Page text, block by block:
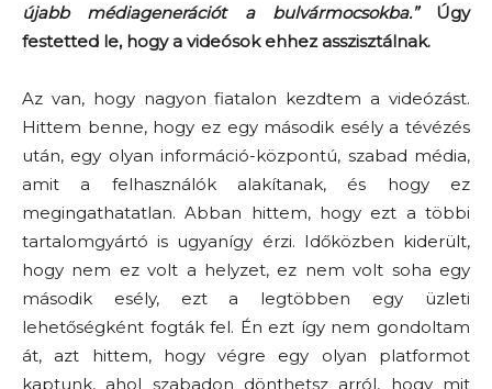
újabb médiagenerációt a bulvármocsokba.”Úgy
festetted le, hogy a videósok ehhez asszisztálnak.
Az van, hogy nagyon fiatalon kezdtem a videózást.
Hittem benne, hogy ez egy második esély a tévézés
után, egy olyan információ-központú, szabad média,
amit a felhasználók alakítanak, és hogy ez
megingathatatlan. Abban hittem, hogy ezt a többi
tartalomgyártó is ugyanígy érzi. Időközben kiderült,
hogy nem ez volt a helyzet, ez nem volt soha egy
második esély, ezt a legtöbben egy üzleti
lehetőségként fogták fel. Én ezt így nem gondoltam
át, azt hittem, hogy végre egy olyan platformot
kaptunk, ahol szabadon dönthetsz arról, hogy mit